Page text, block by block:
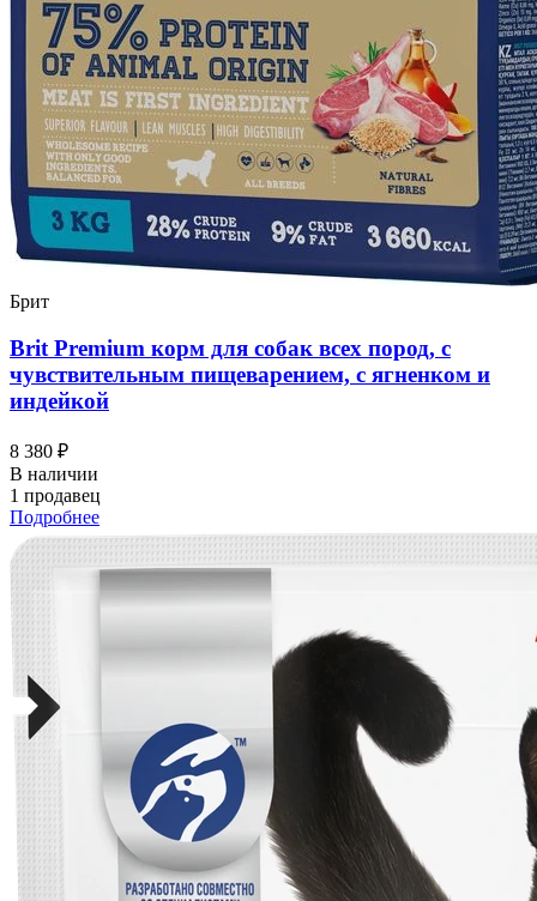
Брит
Brit Premium корм для собак всех пород, с
чувствительным пищеварением, с ягненком и
индейкой
8 380 ₽
В наличии
1 продавец
Подробнее